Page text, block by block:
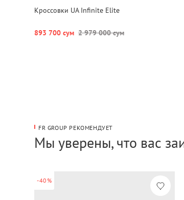
Кроссовки UA Infinite Elite
893 700 сум 2 979 000 сум
FR GROUP РЕКОМЕНДУЕТ
Мы уверены, что вас
-40%